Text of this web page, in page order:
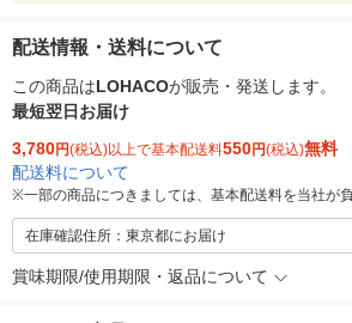
配送情報・送料について
この商品はLOHACOが販売・発送します。
最短翌日お届け
3,780円(税込)以上で基本配送料550円(税込)無料
配送料について
※一部の商品につきましては、基本配送料を当社が
在庫確認住所：東京都にお届け
賞味期限/使用期限・返品について